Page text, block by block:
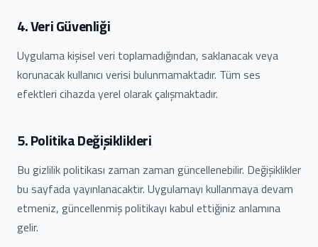
4. Veri Güvenliği
Uygulama kişisel veri toplamadığından, saklanacak veya
korunacak kullanıcı verisi bulunmamaktadır. Tüm ses
efektleri cihazda yerel olarak çalışmaktadır.
5. Politika Değişiklikleri
Bu gizlilik politikası zaman zaman güncellenebilir. Değişiklikler
bu sayfada yayınlanacaktır. Uygulamayı kullanmaya devam
etmeniz, güncellenmiş politikayı kabul ettiğiniz anlamına
gelir.